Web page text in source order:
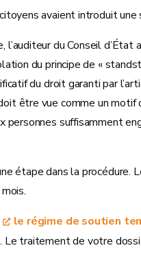
avaient introduit une
du Conseil
du principe de «
du droit garanti par
être vue comme un
suffisamment
étape dans la procédure.
le régime de soutien
Le traitement de votre